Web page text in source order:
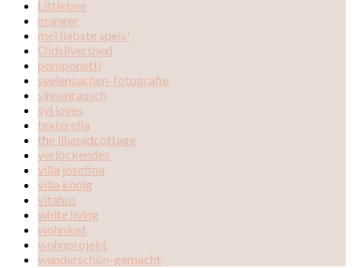
Littlebee
manger
mei liabste speis'
Oldsilvershed
pomponetti
seelensachen-fotografie
sinnenrausch
syl loves
texterella
the lilypadcottage
verlockendes
villa josefina
villa könig
vitahus
white living
wohnlust
wohnprojekt
wunderschön-gemacht